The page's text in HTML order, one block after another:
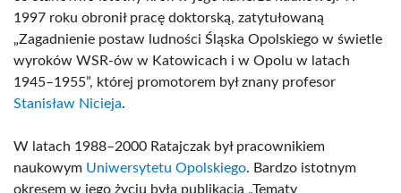
1997 roku obronił pracę doktorską, zatytułowaną
„Zagadnienie postaw ludności Śląska Opolskiego w świetle
wyroków WSR-ów w Katowicach i w Opolu w latach
1945–1955”, której promotorem był znany profesor
Stanisław Nicieja.
W latach 1988–2000 Ratajczak był pracownikiem
naukowym Uniwersytetu Opolskiego. Bardzo istotnym
okresem w jego życiu była publikacja „Tematy